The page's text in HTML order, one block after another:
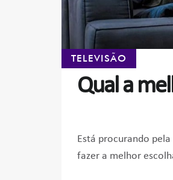
TELEVISÃO
Qual a
Está procurando
fazer a melhor